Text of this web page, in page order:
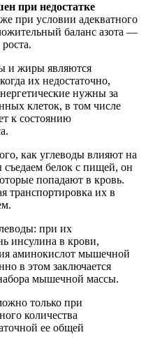
при недостатке
при условии адекватного
баланс азота —
и жиры являются
их недостаточно,
нужны за
клеток, в том числе
к состоянию
как углеводы влияют на
съедаем белок с пищей, он
попадают в кровь.
транспортировка их в
при их
инсулина в крови,
аминокислот мышечной
в этом заключается
мышечной массы.
только при
количества
ее общей